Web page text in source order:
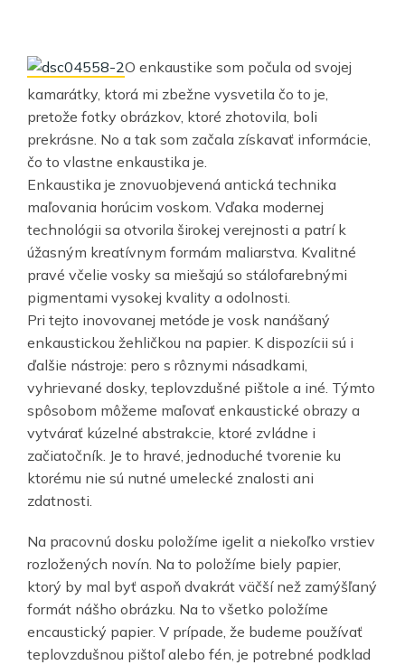
O enkaustike som počula od svojej
kamarátky, ktorá mi zbežne vysvetila čo to je,
pretože fotky obrázkov, ktoré zhotovila, boli
prekrásne. No a tak som začala získavať informácie,
čo to vlastne enkaustika je.
Enkaustika je znovuobjevená antická technika
maľovania horúcim voskom. Vďaka modernej
technológii sa otvorila širokej verejnosti a patrí k
úžasným kreatívnym formám maliarstva. Kvalitné
pravé včelie vosky sa miešajú so stálofarebnými
pigmentami vysokej kvality a odolnosti.
Pri tejto inovovanej metóde je vosk nanášaný
enkaustickou žehličkou na papier. K dispozícii sú i
ďalšie nástroje: pero s rôznymi násadkami,
vyhrievané dosky, teplovzdušné pištole a iné. Týmto
spôsobom môžeme maľovať enkaustické obrazy a
vytvárať kúzelné abstrakcie, ktoré zvládne i
začiatočník. Je to hravé, jednoduché tvorenie ku
ktorému nie sú nutné umelecké znalosti ani
zdatnosti.
Na pracovnú dosku položíme igelit a niekoľko vrstiev
rozložených novín. Na to položíme biely papier,
ktorý by mal byť aspoň dvakrát väčší než zamýšľaný
formát nášho obrázku. Na to všetko položíme
encaustický papier. V prípade, že budeme používať
teplovzdušnou pištoľ alebo fén, je potrebné podklad